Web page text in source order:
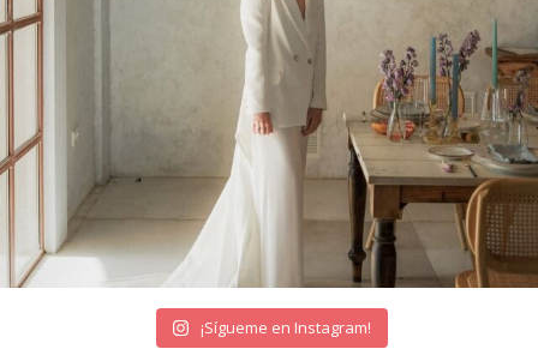
¡Sígueme en Instagram!